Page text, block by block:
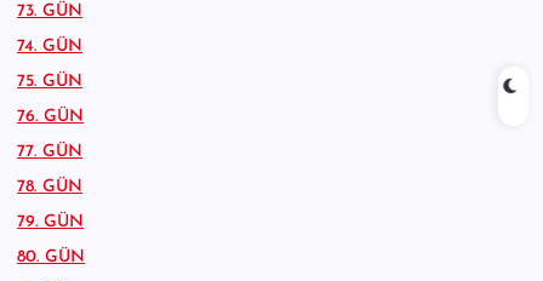
73. GÜN
74. GÜN
75. GÜN
76. GÜN
77. GÜN
78. GÜN
79. GÜN
80. GÜN